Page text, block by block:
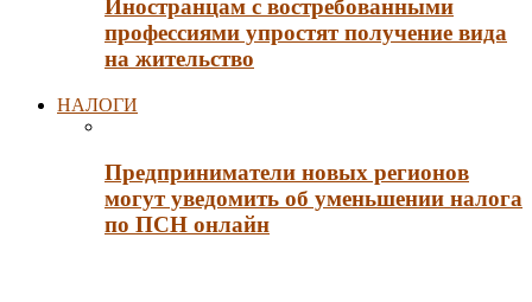
Иностранцам с востребованными
профессиями упростят получение вида
на жительство
НАЛОГИ
Предприниматели новых регионов
могут уведомить об уменьшении налога
по ПСН онлайн